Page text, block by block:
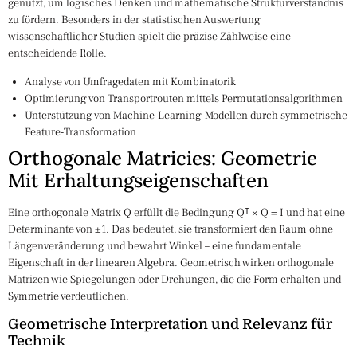
genutzt, um logisches Denken und mathematische Strukturverständnis
zu fördern. Besonders in der statistischen Auswertung
wissenschaftlicher Studien spielt die präzise Zählweise eine
entscheidende Rolle.
Analyse von Umfragedaten mit Kombinatorik
Optimierung von Transportrouten mittels Permutationsalgorithmen
Unterstützung von Machine-Learning-Modellen durch symmetrische
Feature-Transformation
Orthogonale Matricies: Geometrie
Mit Erhaltungseigenschaften
Eine orthogonale Matrix Q erfüllt die Bedingung Qᵀ × Q = I und hat eine
Determinante von ±1. Das bedeutet, sie transformiert den Raum ohne
Längenveränderung und bewahrt Winkel – eine fundamentale
Eigenschaft in der linearen Algebra. Geometrisch wirken orthogonale
Matrizen wie Spiegelungen oder Drehungen, die die Form erhalten und
Symmetrie verdeutlichen.
Geometrische Interpretation und Relevanz für
Technik